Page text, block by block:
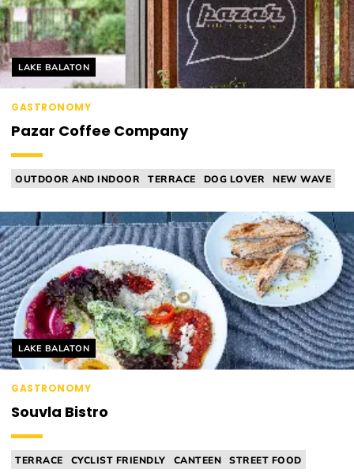
Helyszín címkék:
LAKE BALATON
GASTRONOMY
Pazar Coffee Company
OUTDOOR AND INDOOR TERRACE DOG LOVER
NEW WAVE
Helyszín címkék:
LAKE BALATON
GASTRONOMY
Souvla Bistro
TERRACE CYCLIST FRIENDLY CANTEEN
STREET FOOD